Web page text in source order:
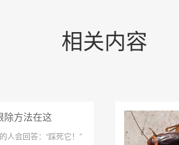
相关内容
除方法在这
人会回答：“踩死它！”